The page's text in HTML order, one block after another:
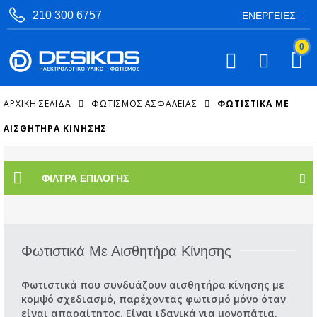
210 300 6757 ΕΝΈΡΓΕΙΕΣ
0
ΑΡΧΙΚΉ ΣΕΛΊΔΑ ΦΩΤΙΣΜΌΣ ΑΣΦΑΛΕΊΑΣ ΦΩΤΙΣΤΙΚΆ ΜΕ
ΑΙΣΘΗΤΉΡΑ ΚΊΝΗΣΗΣ
ΦΊΛΤΡΑ ΕΠΙΛΟΓΉΣ
Φωτιστικά Με Αισθητήρα Κίνησης
Φωτιστικά που συνδυάζουν αισθητήρα κίνησης με
κομψό σχεδιασμό, παρέχοντας φωτισμό μόνο όταν
είναι απαραίτητος. Είναι ιδανικά για μονοπάτια,